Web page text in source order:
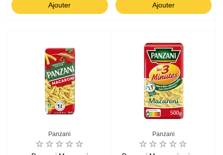
Ajouter Ajouter
Panzani Panzani